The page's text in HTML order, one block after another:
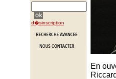
d�sinscription
En